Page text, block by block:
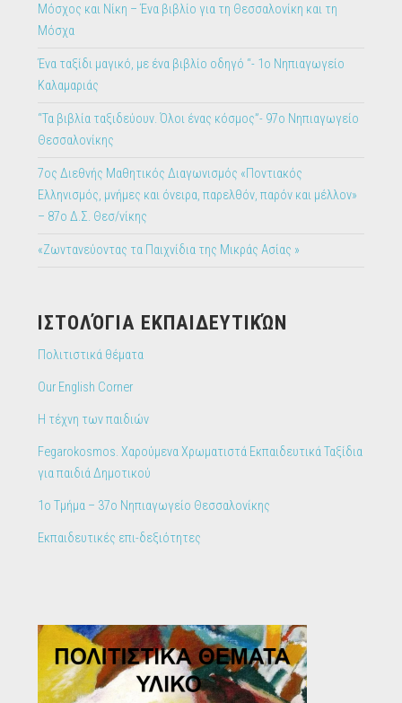
Μόσχος και Νίκη – Ένα βιβλίο για τη Θεσσαλονίκη και τη
Μόσχα
Ένα ταξίδι μαγικό, με ένα βιβλίο οδηγό “- 1ο Νηπιαγωγείο
Καλαμαριάς
“Τα βιβλία ταξιδεύουν. Όλοι ένας κόσμος”- 97ο Νηπιαγωγείο
Θεσσαλονίκης
7ος Διεθνής Μαθητικός Διαγωνισμός «Ποντιακός
Ελληνισμός, μνήμες και όνειρα, παρελθόν, παρόν και μέλλον»
– 87ο Δ.Σ. Θεσ/νίκης
«Ζωντανεύοντας τα Παιχνίδια της Μικράς Ασίας »
IΣΤΟΛΌΓΙΑ ΕΚΠΑΙΔΕΥΤΙΚΏΝ
Πολιτιστικά θέματα
Our English Corner
Η τέχνη των παιδιών
Fegarokosmos. Χαρούμενα Χρωματιστά Εκπαιδευτικά Ταξίδια
για παιδιά Δημοτικού
1ο Τμήμα – 37ο Νηπιαγωγείο Θεσσαλονίκης
Εκπαιδευτικές επι-δεξιότητες